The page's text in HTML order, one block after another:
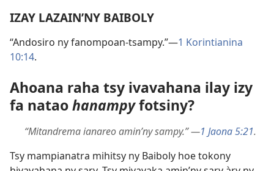
IZAY LAZAIN’NY BAIBOLY
“Andosiro ny fanompoan-tsampy.”—1 Korintianina
10:14.
Ahoana raha tsy ivavahana ilay izy
fa nataohanampyfotsiny?
“Mitandrema ianareo amin’ny sampy.” —1 Jaona 5:21.
Tsy mampianatra mihitsy ny Baiboly hoe tokony